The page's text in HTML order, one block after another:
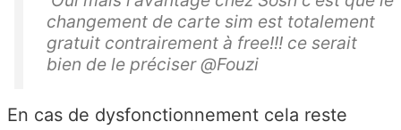
changement de carte sim est totalement
gratuit contrairement à free!!! ce serait
bien de le préciser @Fouzi
En cas de dysfonctionnement cela reste